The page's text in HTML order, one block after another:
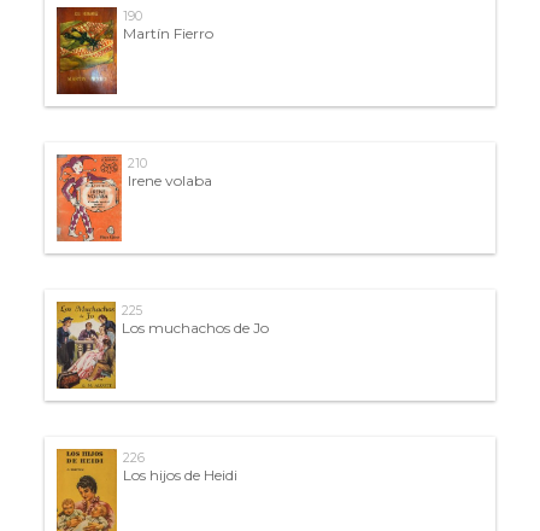
190
Martín Fierro
210
Irene volaba
225
Los muchachos de Jo
226
Los hijos de Heidi